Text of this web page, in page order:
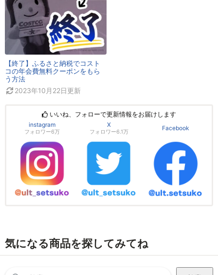
【終了】ふるさと納税でコスト
コの年会費無料クーポンをもら
う方法
2023年10月22日更新
いいね、フォローで更新情報をお届けします
instagram
フォロワー6万
X
フォロワー6.1万
Facebook
気になる商品を探してみてね